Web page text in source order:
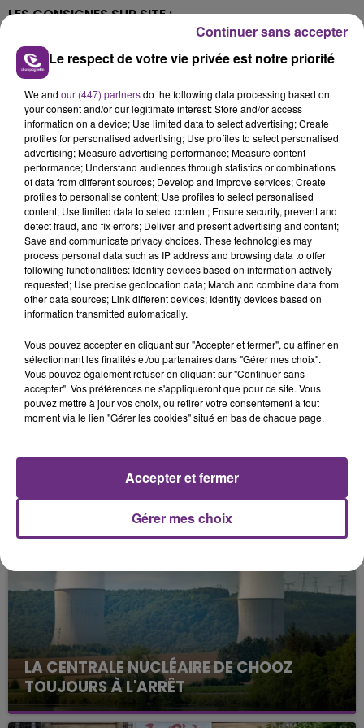
LES CONSIGNES SUR SITE :
Un maximum de trois véhicules simultanément par
site.
Afin de respecter les règles de distanciation et les
gestes barrière, les gardiens ne seront pas autorisés à
aider les usagers.
Une seule personne par véhicule.
Chargement maximum de 1 mètre cube.
Il est vivement conseillé de porter un masque et des
gants.
Pour davantage d’informations, le numéro vert ci-
après est à votre disposition
Les déchèteries de Baconnes, Livry-Louvercy, Condé-
sur-Marne et Aulnay-sur-Marne seront remises en
service à une date ultérieure et dont les conditions
FIL D'ACTUS
LA CENTRALE NUCLÉAIRE DE CHOOZ
TOUJOURS À L'ARRÊT
Cela fait déjà une semaine que la centrale
Le respect de votre vie privée est notre priorité
We and our (447) partnersdo the following data processing based on
your consent and/or our legitimate interest: Store and/or access
information on a device; Use limited data to select advertising; Create
profiles for personalised advertising; Use profiles to select personalised
advertising; Measure advertising performance; Measure content
performance; Understand audiences through statistics or combinations
of data from different sources; Develop and improve services; Create
profiles to personalise content; Use profiles to select personalised
content; Use limited data to select content; Ensure security, prevent and
detect fraud, and fix errors; Deliver and present advertising and content;
Save and communicate privacy choices. These technologies may
process personal data such as IP address and browsing data to offer
following functionalities: Identify devices based on information actively
requested; Use precise geolocation data; Match and combine data from
other data sources; Link different devices; Identify devices based on
information transmitted automatically.
Vous pouvez accepter en cliquant sur "Accepter et fermer", ou affiner en
sélectionnant les finalités et/ou partenaires dans "Gérer mes choix".
Vous pouvez également refuser en cliquant sur "Continuer sans
accepter". Vos préférences ne s'appliqueront que pour ce site. Vous
pouvez mettre à jour vos choix, ou retirer votre consentement à tout
moment via le lien "Gérer les cookies" situé en bas de chaque page.
Gérer mes choix
Accepter et fermer
Continuer sans accepter